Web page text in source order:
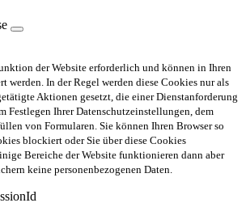
der Website erforderlich und können in Ihren
werden. In der Regel werden diese Cookies nur als
Aktionen gesetzt, die einer Dienstanforderung
Festlegen Ihrer Datenschutzeinstellungen, dem
von Formularen. Sie können Ihren Browser so
blockiert oder Sie über diese Cookies
Bereiche der Website funktionieren dann aber
keine personenbezogenen Daten.